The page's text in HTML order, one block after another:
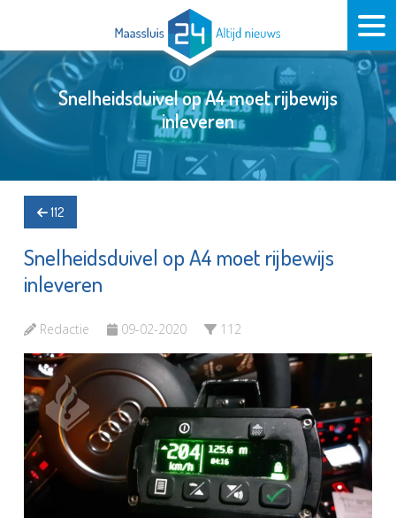
Snelheidsduivel op A4 moet rijbewijs
inleveren
112
Snelheidsduivel op A4 moet rijbewijs
inleveren
Redactie 09-02-2020 112